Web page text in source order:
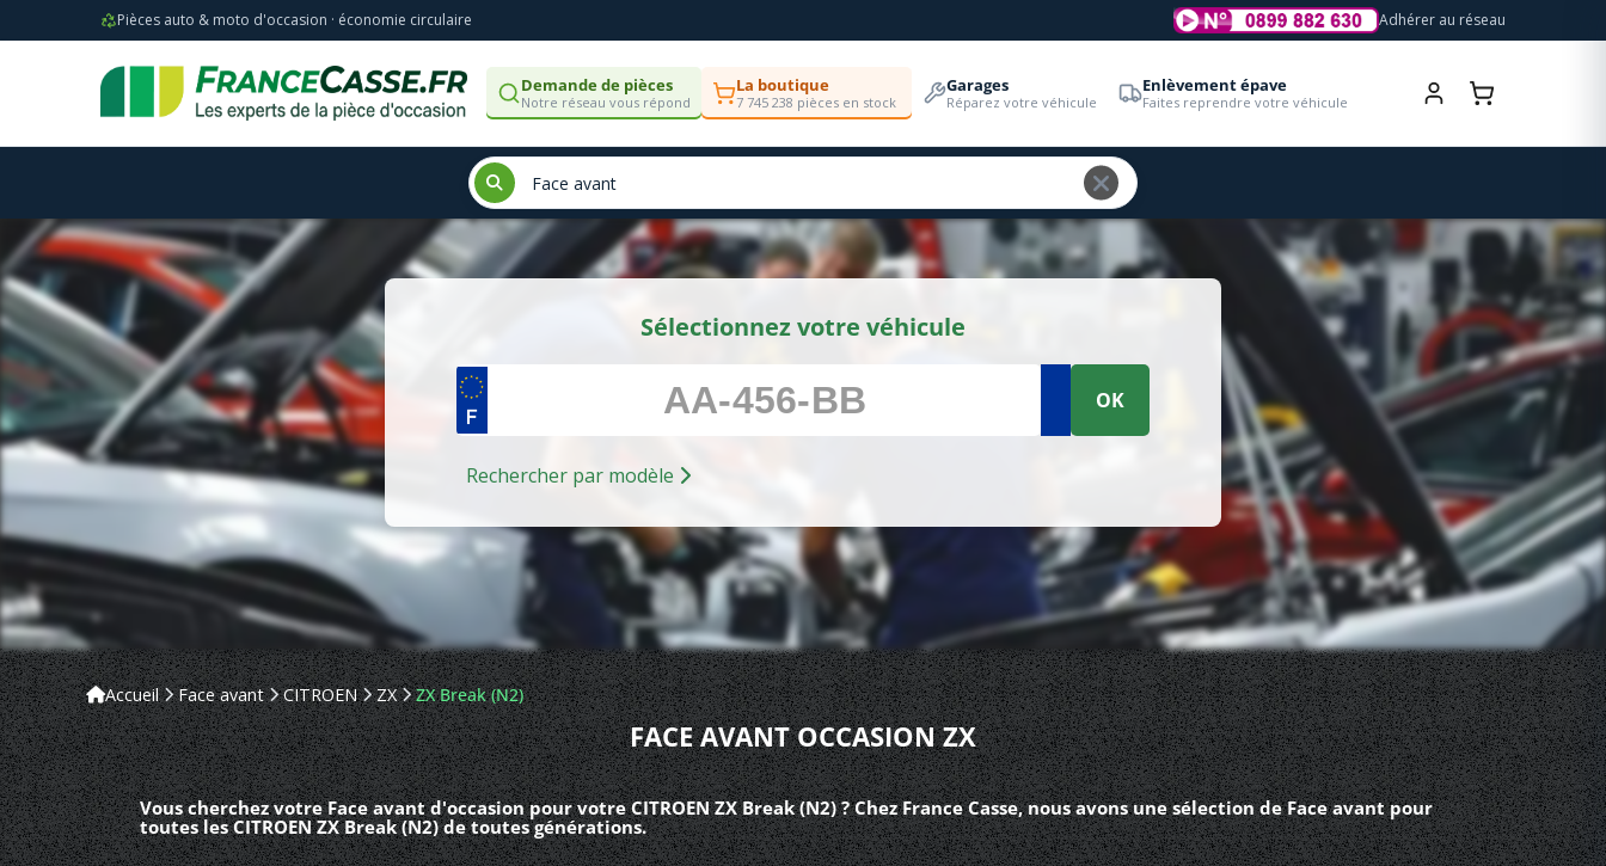
Pièces auto & moto d'occasion · économie circulaire Adhérer au réseau
Demande de pièces
Notre réseau vous répond
La boutique
7 745 238 pièces en stock
Garages
Réparez votre véhicule
Enlèvement épave
Faites reprendre votre véhicule
Sélectionnez votre véhicule
OK
Rechercher par modèle
Accueil Face avant CITROEN ZX ZX Break (N2)
FACE AVANT OCCASION ZX
Vous cherchez votre Face avant d'occasion pour votre CITROEN ZX Break (N2) ? Chez France Casse, nous avons une sélection de Face avant pour
toutes les CITROEN ZX Break (N2) de toutes générations.